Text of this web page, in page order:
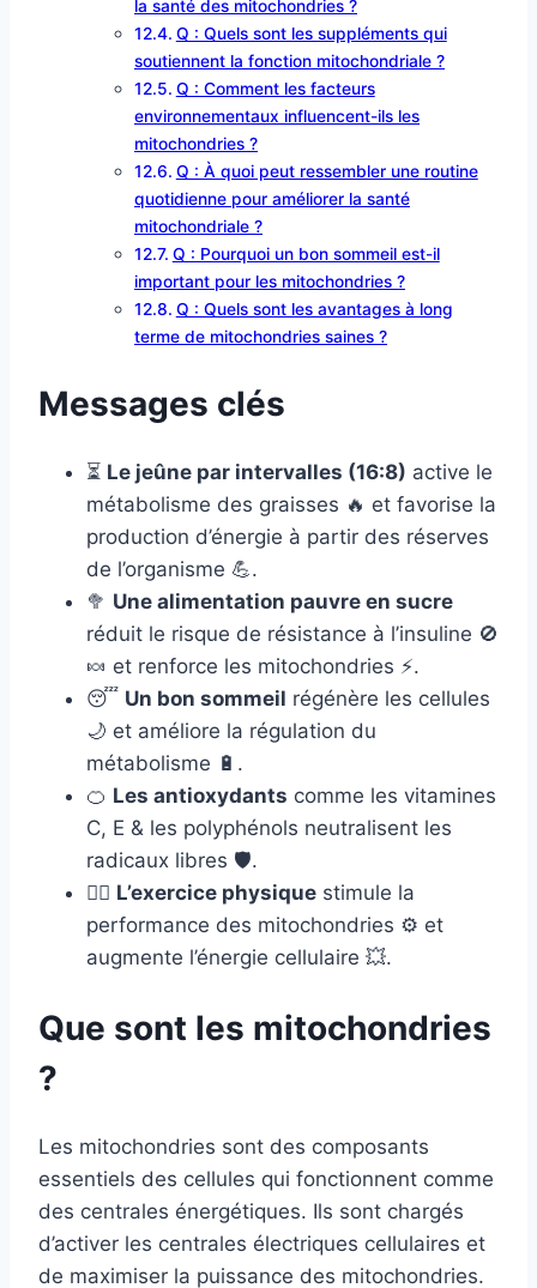
la santé des mitochondries ?
Q : Quels sont les suppléments qui
soutiennent la fonction mitochondriale ?
Q : Comment les facteurs
environnementaux influencent-ils les
mitochondries ?
Q : À quoi peut ressembler une routine
quotidienne pour améliorer la santé
mitochondriale ?
Q : Pourquoi un bon sommeil est-il
important pour les mitochondries ?
Q : Quels sont les avantages à long
terme de mitochondries saines ?
Messages clés
⏳ Le jeûne par intervalles (16:8) active le
métabolisme des graisses 🔥 et favorise la
production d’énergie à partir des réserves
de l’organisme 💪.
🥦 Une alimentation pauvre en sucre
réduit le risque de résistance à l’insuline 🚫
🍬 et renforce les mitochondries ⚡.
😴 Un bon sommeil régénère les cellules
🌙 et améliore la régulation du
métabolisme 🔋.
🍊 Les antioxydants comme les vitamines
C, E & les polyphénols neutralisent les
radicaux libres 🛡️.
🏃‍♂️ L’exercice physique stimule la
performance des mitochondries ⚙️ et
augmente l’énergie cellulaire 💥.
Que sont les mitochondries
?
Les mitochondries sont des composants
essentiels des cellules qui fonctionnent comme
des centrales énergétiques. Ils sont chargés
d’activer les centrales électriques cellulaires et
de maximiser la puissance des mitochondries.